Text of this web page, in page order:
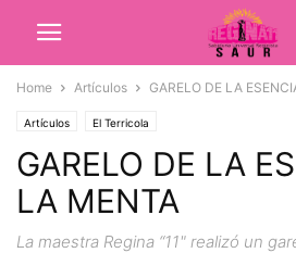
Home Artículos GARELO DE LA
Artículos El Terricola
GARELO DE LA
LA MENTA
La maestra Regina “11" realizó un